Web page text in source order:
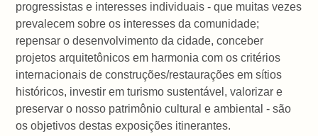
progressistas e interesses individuais - que muitas vezes
prevalecem sobre os interesses da comunidade;
repensar o desenvolvimento da cidade, conceber
projetos arquitetônicos em harmonia com os critérios
internacionais de construções/restaurações em sítios
históricos, investir em turismo sustentável, valorizar e
preservar o nosso patrimônio cultural e ambiental - são
os objetivos destas exposições itinerantes.